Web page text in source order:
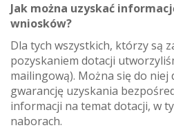
Jak można uzyskać
wniosków?
Dla tych wszystkich, którzy są
pozyskaniem dotacji
mailingową). Można się do niej
gwarancję uzyskania
informacji na temat dotacji, w
naborach.